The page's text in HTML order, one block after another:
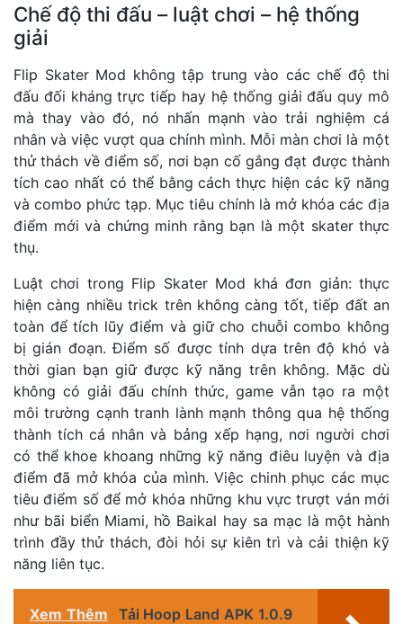
Chế độ thi đấu – luật chơi – hệ thống
giải
Flip Skater Mod không tập trung vào các chế độ thi
đấu đối kháng trực tiếp hay hệ thống giải đấu quy mô
mà thay vào đó, nó nhấn mạnh vào trải nghiệm cá
nhân và việc vượt qua chính mình. Mỗi màn chơi là một
thử thách về điểm số, nơi bạn cố gắng đạt được thành
tích cao nhất có thể bằng cách thực hiện các kỹ năng
và combo phức tạp. Mục tiêu chính là mở khóa các địa
điểm mới và chứng minh rằng bạn là một skater thực
thụ.
Luật chơi trong Flip Skater Mod khá đơn giản: thực
hiện càng nhiều trick trên không càng tốt, tiếp đất an
toàn để tích lũy điểm và giữ cho chuỗi combo không
bị gián đoạn. Điểm số được tính dựa trên độ khó và
thời gian bạn giữ được kỹ năng trên không. Mặc dù
không có giải đấu chính thức, game vẫn tạo ra một
môi trường cạnh tranh lành mạnh thông qua hệ thống
thành tích cá nhân và bảng xếp hạng, nơi người chơi
có thể khoe khoang những kỹ năng điêu luyện và địa
điểm đã mở khóa của mình. Việc chinh phục các mục
tiêu điểm số để mở khóa những khu vực trượt ván mới
như bãi biển Miami, hồ Baikal hay sa mạc là một hành
trình đầy thử thách, đòi hỏi sự kiên trì và cải thiện kỹ
năng liên tục.
Xem Thêm
Tải Hoop Land APK 1.0.9